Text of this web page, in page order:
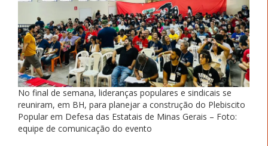
No final de semana, lideranças populares e sindicais se
reuniram, em BH, para planejar a construção do Plebiscito
Popular em Defesa das Estatais de Minas Gerais – Foto:
equipe de comunicação do evento